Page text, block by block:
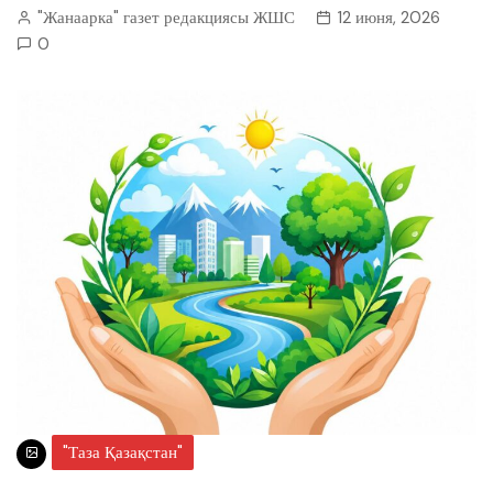
"Жанаарка" газет редакциясы ЖШС
12 июня, 2026
0
"Таза Қазақстан"